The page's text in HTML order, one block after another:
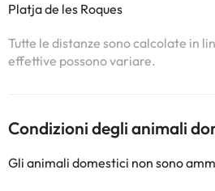
Platja de les Roques
Tutte le distanze sono calcolate in
effettive possono variare.
Condizioni degli animali
Gli animali domestici non sono